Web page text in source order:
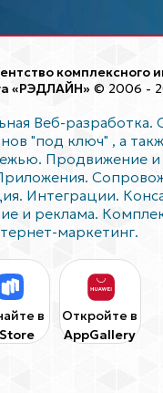
комплексного
«РЭДЛАЙН» © 2006 -
Веб-разработка.
"под ключ" , а
Продвижение и
Интеграции.
и реклама.
маркетинг.
в
Откройте в
AppGallery